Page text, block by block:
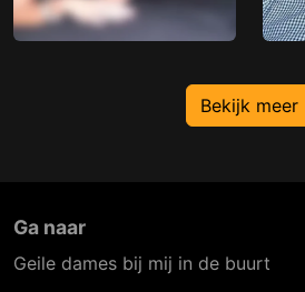
Bekijk meer
Ga naar
Geile dames bij mij in de buurt